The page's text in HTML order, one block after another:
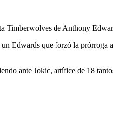
Timberwolves de Anthony
Edwards que forzó la prórroga
ante Jokic, artífice de 18